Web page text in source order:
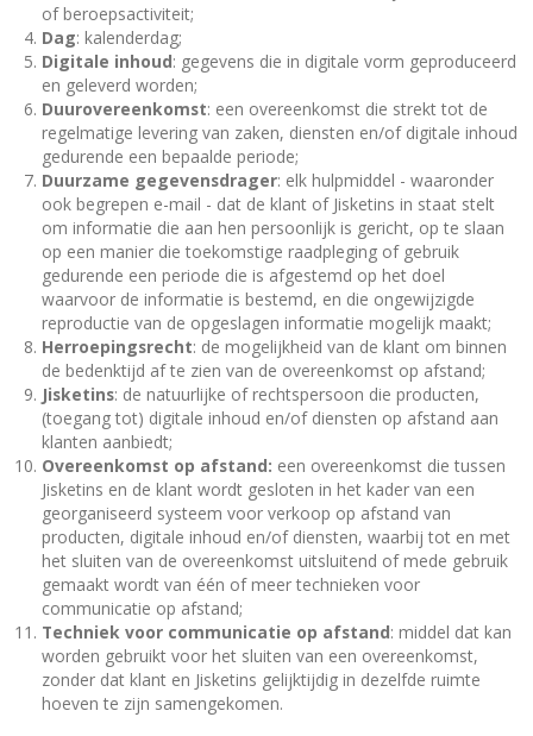
of beroepsactiviteit;
Dag: kalenderdag;
Digitale inhoud: gegevens die in digitale vorm geproduceerd
en geleverd worden;
Duurovereenkomst: een overeenkomst die strekt tot de
regelmatige levering van zaken, diensten en/of digitale inhoud
gedurende een bepaalde periode;
Duurzame gegevensdrager: elk hulpmiddel - waaronder
ook begrepen e-mail - dat de klant of Jisketins in staat stelt
om informatie die aan hen persoonlijk is gericht, op te slaan
op een manier die toekomstige raadpleging of gebruik
gedurende een periode die is afgestemd op het doel
waarvoor de informatie is bestemd, en die ongewijzigde
reproductie van de opgeslagen informatie mogelijk maakt;
Herroepingsrecht: de mogelijkheid van de klant om binnen
de bedenktijd af te zien van de overeenkomst op afstand;
Jisketins: de natuurlijke of rechtspersoon die producten,
(toegang tot) digitale inhoud en/of diensten op afstand aan
klanten aanbiedt;
Overeenkomst op afstand: een overeenkomst die tussen
Jisketins en de klant wordt gesloten in het kader van een
georganiseerd systeem voor verkoop op afstand van
producten, digitale inhoud en/of diensten, waarbij tot en met
het sluiten van de overeenkomst uitsluitend of mede gebruik
gemaakt wordt van één of meer technieken voor
communicatie op afstand;
Techniek voor communicatie op afstand: middel dat kan
worden gebruikt voor het sluiten van een overeenkomst,
zonder dat klant en Jisketins gelijktijdig in dezelfde ruimte
hoeven te zijn samengekomen.